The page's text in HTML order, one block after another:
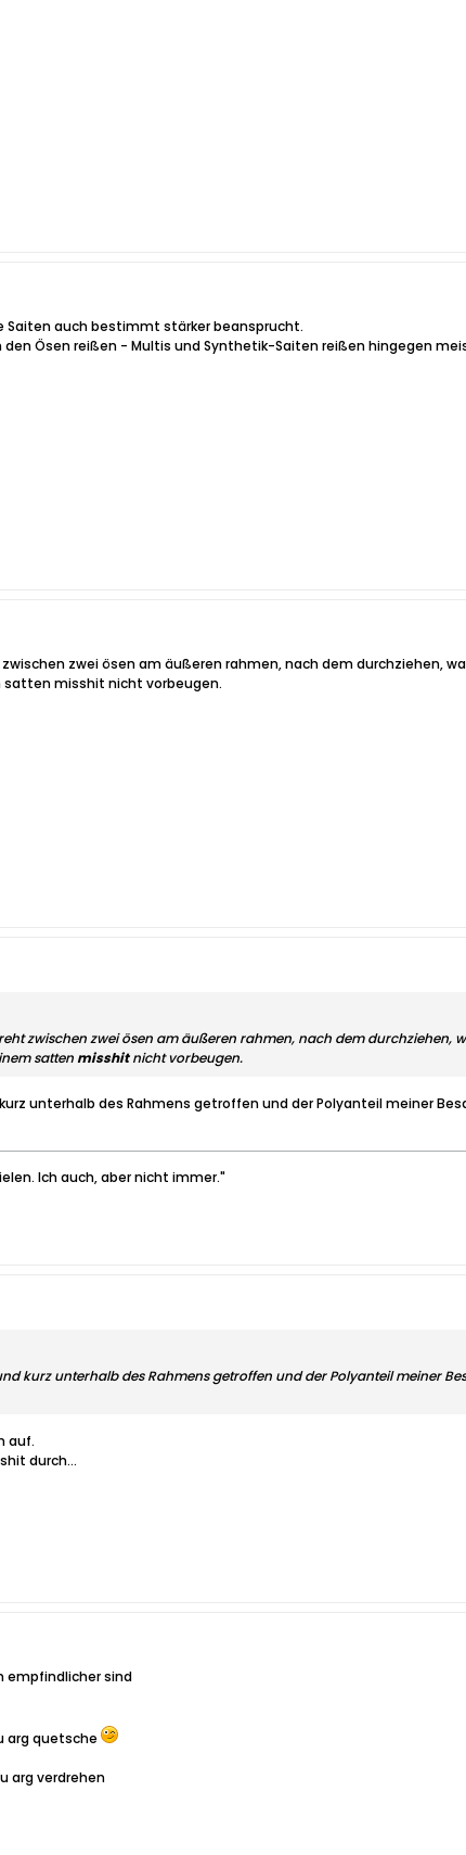
Saiten auch bestimmt stärker beansprucht.
Ösen reißen - Multis und Synthetik-Saiten reißen hingegen
zwei ösen am äußeren rahmen, nach dem durchziehen,
satten misshit nicht vorbeugen.
zwischen zwei ösen am äußeren rahmen, nach dem durchziehen,
sattenmisshitnicht vorbeugen.
unterhalb des Rahmens getroffen und der Polyanteil meiner
Ich auch, aber nicht immer."
kurz unterhalb des Rahmens getroffen und der Polyanteil meiner
auf.
durch...
empfindlicher sind
arg quetsche
arg verdrehen